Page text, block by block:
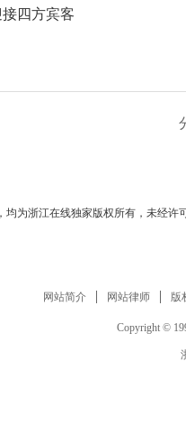
四方宾客
为浙江在线独家版权所有，未经许
网站简介 网站律师 版
Copyright ©